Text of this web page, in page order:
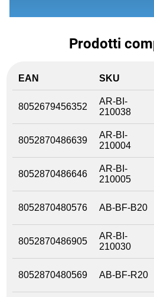
Prodotti
EAN SKU
8052679456352
AR-BI-
210038
8052870486639
AR-BI-
210004
8052870486646
AR-BI-
210005
8052870480576 AB-BF-B20
8052870486905
AR-BI-
210030
8052870480569 AB-BF-R20